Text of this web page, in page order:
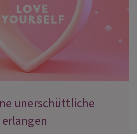
unerschüttliche